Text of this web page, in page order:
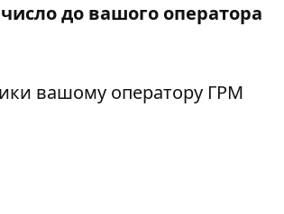
до вашого оператора
вашому оператору ГРМ